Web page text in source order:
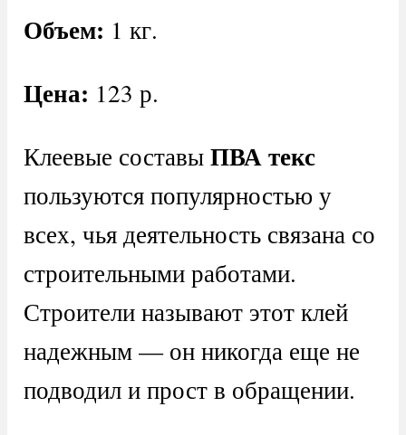
Объем: 1 кг.
Цена: 123 р.
Клеевые составыПВА текс
пользуются популярностью у
всех, чья деятельность связана со
строительными работами.
Строители называют этот клей
надежным — он никогда еще не
подводил и прост в обращении.